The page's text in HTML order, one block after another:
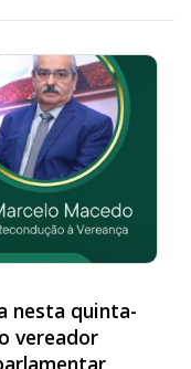
nesta quinta-
vereador